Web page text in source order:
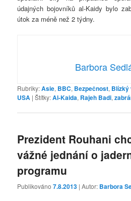
údajných bojovníků al-Kaidy bylo
útok za méně než 2 týdny.
Barbora
Rubriky:Asie, BBC, Bezpečnost, Blízký
USA |Štítky:Al-Kaida, Rajeh Badi,
Prezident Rouhani
vážné jednání o
programu
Publikováno7.8.2013 | Autor: Barbora